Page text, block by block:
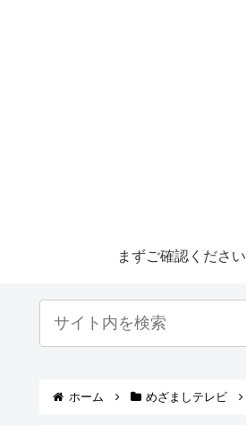
まずご確認ください
ホーム めざましテレビ